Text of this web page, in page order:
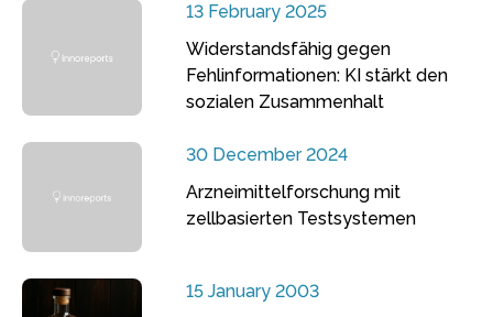
13 February 2025
Widerstandsfähig gegen
Fehlinformationen: KI stärkt den
sozialen Zusammenhalt
30 December 2024
Arzneimittelforschung mit
zellbasierten Testsystemen
15 January 2003